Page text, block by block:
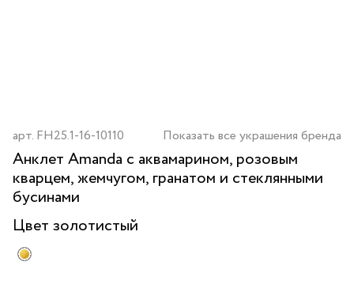
арт. FH25.1-16-10110 Показать все украшения бренда
Анклет Amanda с аквамарином, розовым
кварцем, жемчугом, гранатом и стеклянными
бусинами
Цвет золотистый